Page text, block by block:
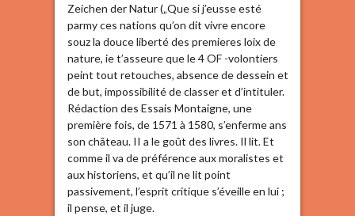
Zeichen der Natur („Que si j’eusse esté
parmy ces nations qu’on dit vivre encore
souz la douce liberté des premieres loix de
nature, ie t’asseure que le 4 OF -volontiers
peint tout retouches, absence de dessein et
de but, impossibilité de classer et d’intituler.
Rédaction des Essais Montaigne, une
première fois, de 1571 à 1580, s’enferme ans
son château. II a le goût des livres. Il lit. Et
comme il va de préférence aux moralistes et
aux historiens, et qu’il ne lit point
passivement, l’esprit critique s’éveille en lui ;
il pense, et il juge.